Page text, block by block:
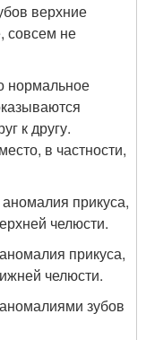
верхние
совсем не
нормальное
к другу.
в частности,
прикуса,
челюсти.
прикуса,
челюсти.
зубов